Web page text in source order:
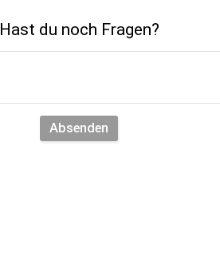
Hast du noch Fragen?
Absenden